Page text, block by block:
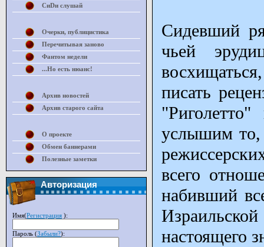
Сидевший
чьей
писать
услышим то,
всего
набивший
настоящего
СиDи слушай
Очерки, публицистика
Перечитывая заново
Фантом недели
...Но есть нюанс!
Архив новостей
Архив старого сайта
О проекте
Обмен баннерами
Полезные заметки
Авторизация
Имя(Регистрация ):
Пароль (Забыли?):